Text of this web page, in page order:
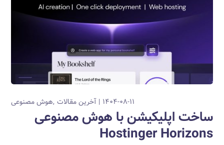
۱۴۰۴-۰۸-۱۱ آخرین مقالات هوش مصنوعی
ساخت اپلیکیشن با هوش مصنوعی
Hostinger Horizons